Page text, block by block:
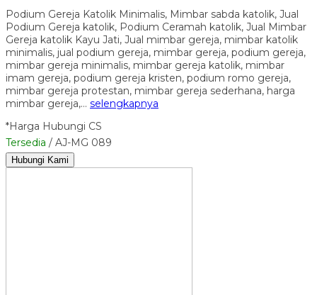
Podium Gereja Katolik Minimalis, Mimbar sabda katolik, Jual
Podium Gereja katolik, Podium Ceramah katolik, Jual Mimbar
Gereja katolik Kayu Jati, Jual mimbar gereja, mimbar katolik
minimalis, jual podium gereja, mimbar gereja, podium gereja,
mimbar gereja minimalis, mimbar gereja katolik, mimbar
imam gereja, podium gereja kristen, podium romo gereja,
mimbar gereja protestan, mimbar gereja sederhana, harga
mimbar gereja,… selengkapnya
*Harga Hubungi CS
Tersedia / AJ-MG 089
Hubungi Kami